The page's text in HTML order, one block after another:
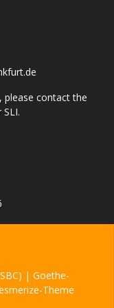
please contact the
| Goethe-
Theme